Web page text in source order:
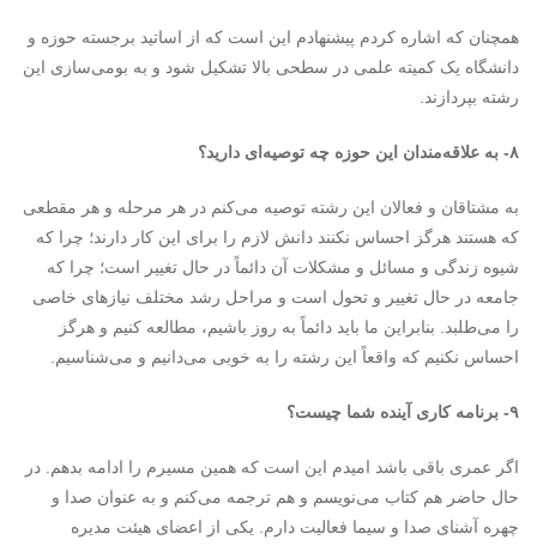
همچنان که اشاره کردم پیشنهادم این است که از اساتید برجسته حوزه و
دانشگاه یک کمیته علمی در سطحی بالا تشکیل شود و به بومی‌سازی این
رشته بپردازند.
۸- به علاقه‌مندان این حوزه چه توصیه‌ای دارید؟
به مشتاقان و فعالان این رشته توصیه می‌کنم در هر مرحله و هر مقطعی
که هستند هرگز احساس نکنند دانش لازم را برای این کار دارند؛ چرا که
شیوه زندگی و مسائل و مشکلات آن دائماً در حال تغییر است؛ چرا که
جامعه در حال تغییر و تحول است و مراحل رشد مختلف نیازهای خاصی
را می‌طلبد. بنابراین ما باید دائماً به روز باشیم، مطالعه کنیم و هرگز
احساس نکنیم که واقعاً این رشته را به خوبی می‌دانیم و می‌شناسیم.
۹- برنامه کاری آینده شما چیست؟
اگر عمری باقی باشد امیدم این است که همین مسیرم را ادامه بدهم. در
حال حاضر هم کتاب می‌نویسم و هم ترجمه می‌کنم و به عنوان صدا و
چهره آشنای صدا و سیما فعالیت دارم. یکی از اعضای هیئت مدیره